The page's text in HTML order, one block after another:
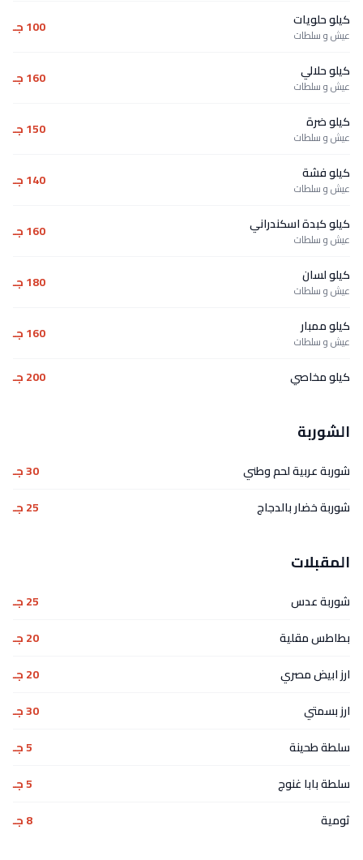
كيلو حلويات
عيش و سلطات 100 جـ
كيلو حلالي
عيش و سلطات 160 جـ
كيلو ضرة
عيش و سلطات 150 جـ
كيلو فشة
عيش و سلطات 140 جـ
كيلو كبدة اسكندراني
عيش و سلطات 160 جـ
كيلو لسان
عيش و سلطات 180 جـ
كيلو ممبار
عيش و سلطات 160 جـ
كيلو مخاصي 200 جـ
الشوربة
شوربة عربية لحم وطني
30 جـ
شوربة خضار بالدجاج
25 جـ
المقبلات
شوربة عدس
25 جـ
بطاطس مقلية
20 جـ
ارز ابيض مصري
20 جـ
ارز بسمتي
30 جـ
سلطة طحينة
5 جـ
سلطة بابا غنوج
5 جـ
ثومية
8 جـ